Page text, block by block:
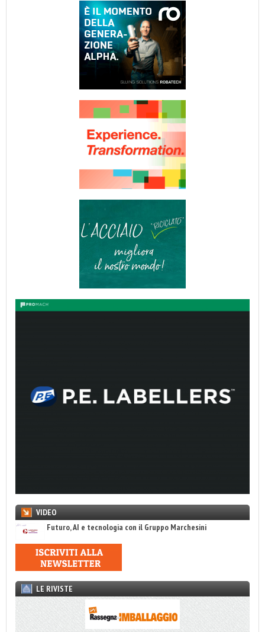
VIDEO
Futuro, AI e tecnologia con il Gruppo Marchesini
LE RIVISTE